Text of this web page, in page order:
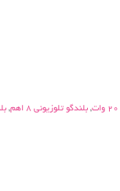
, بلندگو تلوزیونی 8 اهم ,